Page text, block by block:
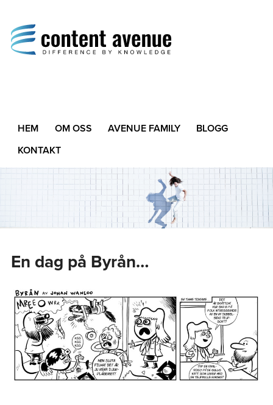
Difference by Knowledge
HEM OM OSS AVENUE FAMILY
BLOGG
KONTAKT
En dag på Byrån…